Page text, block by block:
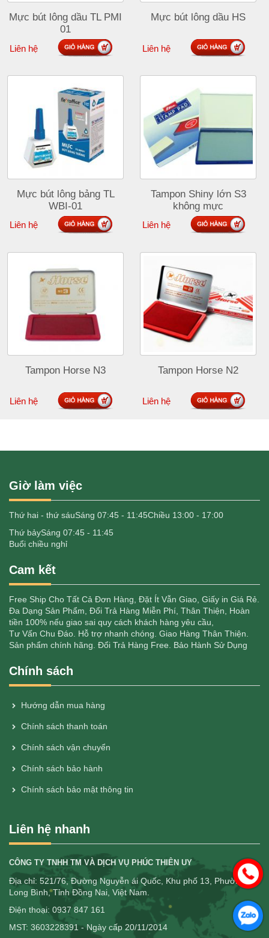
Mực bút lông dầu TL PMI
01
Liên hệ
Mực bút lông dầu HS
Liên hệ
Mực bút lông bảng TL
WBI-01
Liên hệ
Tampon Shiny lớn S3
không mực
Liên hệ
Tampon Horse N3
Liên hệ
Tampon Horse N2
Liên hệ
Giờ làm việc
Thứ hai - thứ sáuSáng 07:45 - 11:45Chiều 13:00 - 17:00
Thứ bảySáng 07:45 - 11:45
Buổi chiều nghỉ
Cam kết
Free Ship Cho Tất Cả Đơn Hàng, Đặt Ít Vẫn Giao, Giấy in Giá Rẻ.
Đa Dạng Sản Phẩm, Đổi Trả Hàng Miễn Phí, Thân Thiện, Hoàn
tiền 100% nếu giao sai quy cách khách hàng yêu cầu,
Tư Vấn Chu Đáo. Hỗ trợ nhanh chóng. Giao Hàng Thân Thiện.
Sản phẩm chính hãng. Đổi Trả Hàng Free. Bảo Hành Sử Dụng
Chính sách
Hướng dẫn mua hàng
Chính sách thanh toán
Chính sách vận chuyển
Chính sách bảo hành
Chính sách bảo mật thông tin
Liên hệ nhanh
CÔNG TY TNHH TM VÀ DỊCH VỤ PHÚC THIÊN UY
Địa chỉ: 521/76, Đường Nguyễn ái Quốc, Khu phố 13, Phường
Long Bình, Tỉnh Đồng Nai, Việt Nam.
Điện thoại: 0937 847 161
MST: 3603228391 - Ngày cấp 20/11/2014